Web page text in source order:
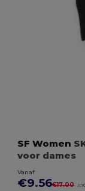
SF Women
voor dames
Vanaf
€9.56€17.00